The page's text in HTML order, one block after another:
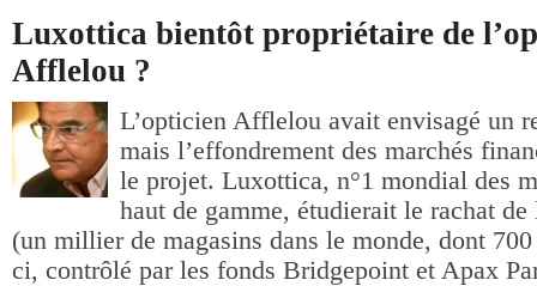
Luxottica bientôt propriétaire de
Afflelou ?
L’opticien Afflelou avait envisagé un
mais l’effondrement des marchés
le projet. Luxottica, n°1 mondial des
haut de gamme, étudierait le rachat
(un millier de magasins dans le monde, dont
ci, contrôlé par les fonds Bridgepoint et Apax